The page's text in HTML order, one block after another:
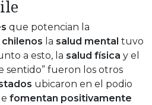
que potencian la
chilenos la salud mental tuvo
a esto, la salud física y el
sentido” fueron los otros
ubicaron en el podio
fomentan positivamente